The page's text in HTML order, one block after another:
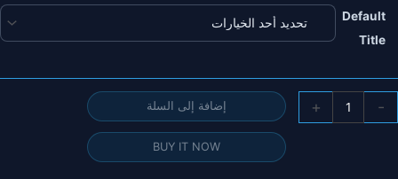
Default
Title
-
مراوح
+ إضافة إلى السلة
BUY IT NOW